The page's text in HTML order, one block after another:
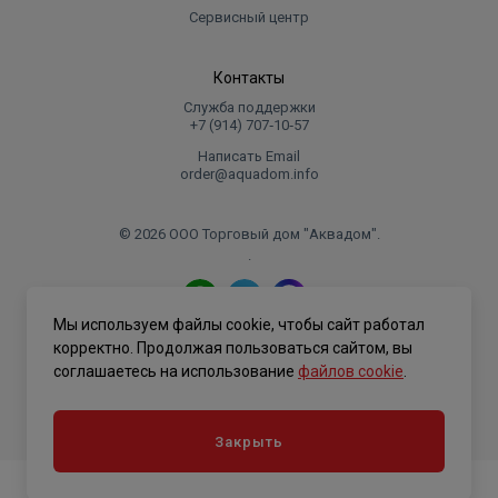
Сервисный центр
Контакты
Служба поддержки
+7 (914) 707‑10‑57
Написать Email
order@aquadom.info
© 2026 ООО Торговый дом "Аквадом".
.
Политика конфиденциальности
Мы используем файлы cookie, чтобы сайт работал
корректно. Продолжая пользоваться сайтом, вы
соглашаетесь на использование файлов cookie
Закрыть